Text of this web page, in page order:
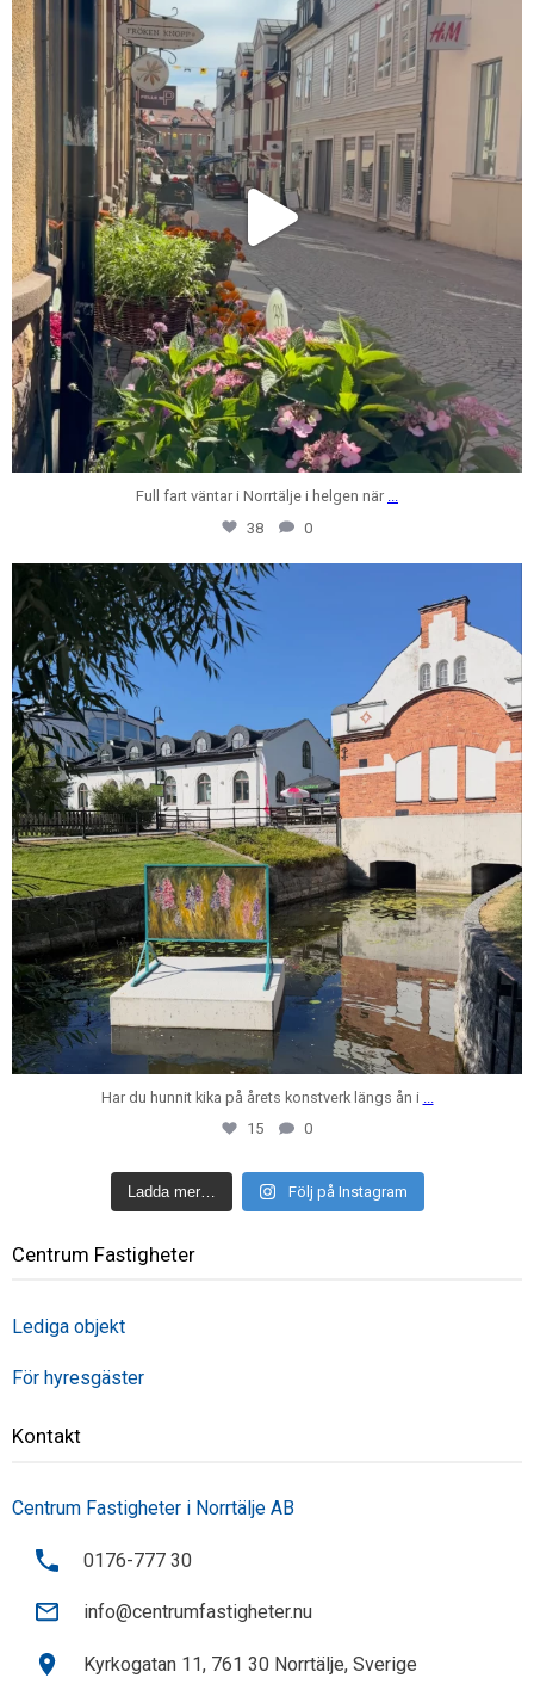
Jul 31
Full fart väntar i Norrtälje i helgen när ...
38
0
centrumfastigheter
Jul 28
Har du hunnit kika på årets konstverk längs ån i
15
0
Ladda mer… Följ på Instagram
Centrum Fastigheter
Lediga objekt
För hyresgäster
Kontakt
Centrum Fastigheter i Norrtälje AB
0176-777 30
info@centrumfastigheter.nu
Kyrkogatan 11, 761 30 Norrtälje, Sverige